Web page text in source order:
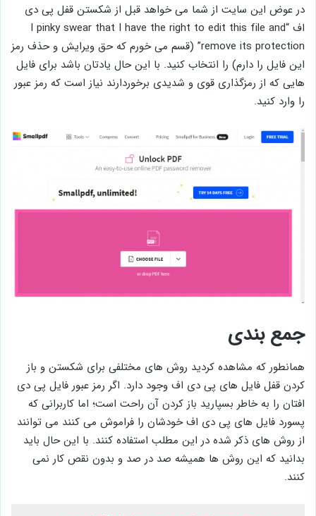
در عوض این سایت از شما می خواهد قبل از شکستن قفل پی دی
اف “I pinky swear that I have the right to edit this file and
remove its protection” (قسم می خورم که حق ویرایش و حذف رمز
این فایل را دارم) را انتخاب کنید. با این حال یادتان باشد برای فایل
هایی که از رمزگذاری قوی و شدیدی برخوردارند نیاز است که رمز عبور
را وارد کنید.
جمع بندی
همانطور که مشاهده کردید روش های مختلفی برای شکستن و باز
کردن قفل فایل های پی دی اف وجود دارد. اگر رمز عبور فایل پی دی
افتان را به خاطر بسپارید باز کردن آن راحت است؛ اما کاربرانی که
پسورد فایل های پی دی اف خودشان را فراموش می کنند می توانند
از روش های ذکر شده در این مطلب استفاده کنند. با این حال باید
بدانید که این روش ها همیشه صد در صد و بدون نقص کار نمی
کنند.